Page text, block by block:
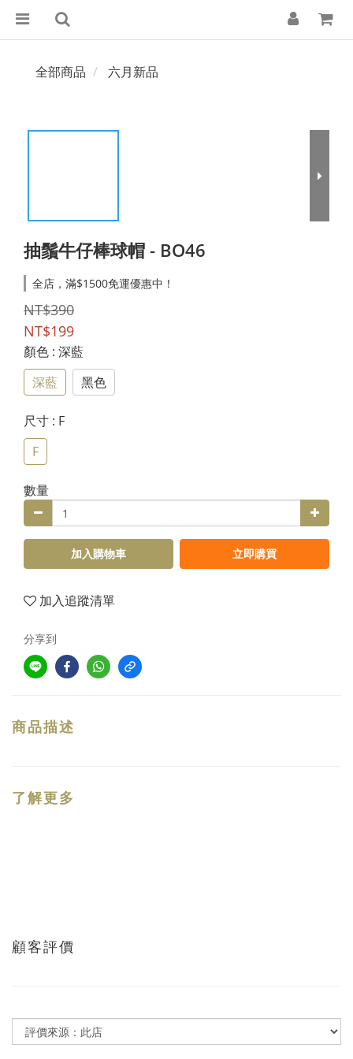
全部商品 六月新品
抽鬚牛仔棒球帽 - BO46
全店，滿$1500免運優惠中！
NT$390
NT$199
顏色 : 深藍
深藍
黑色
尺寸 : F
F
數量
加入購物車 立即購買
加入追蹤清單
分享到
商品描述
了解更多
顧客評價